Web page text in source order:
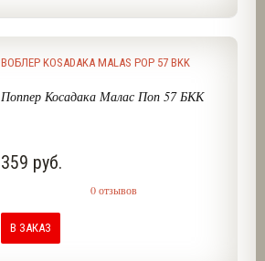
ВОБЛЕР KOSADAKA MALAS POP 57 BKK
Поппер Косадака Малас Поп 57 БКК
359 руб.
0 отзывов
В ЗАКАЗ